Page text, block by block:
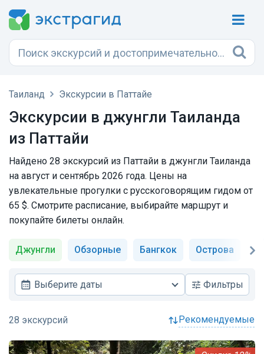
Таиланд Экскурсии в Паттайе
Экскурсии в джунгли Таиланда
из Паттайи
Найдено 28 экскурсий из Паттайи в джунгли Таиланда
на август и сентябрь 2026 года. Цены на
увлекательные прогулки с русскоговорящим гидом от
65 $. Смотрите расписание, выбирайте маршрут и
покупайте билеты онлайн.
Джунгли Обзорные Бангкок Острова
Выберите даты Фильтры
рекомендуемые